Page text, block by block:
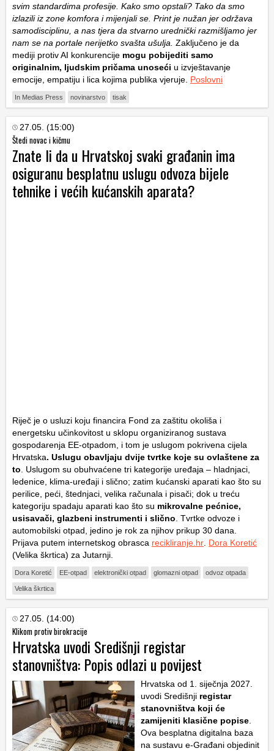
svim standardima profesije. Kako smo opstali? Tako da smo
izlazili iz zone komfora i mijenjali se. Print je nužan jer održava
samodisciplinu, a nas tjera da stvarno urednički razmišljamo jer
nam se na portale nerijetko svašta ušulja. Zaključeno je da
mediji protiv AI konkurencije mogu pobijediti samo
originalnim, ljudskim pričama unoseći u izvještavanje
emocije, empatiju i lica kojima publika vjeruje. Poslovni
In Medias Press novinarstvo tisak
27.05. (15:00)
Štedi novac i kičmu
Znate li da u Hrvatskoj svaki građanin ima
osiguranu besplatnu uslugu odvoza bijele
tehnike i većih kućanskih aparata?
Riječ je o usluzi koju financira Fond za zaštitu okoliša i
energetsku učinkovitost u sklopu organiziranog sustava
gospodarenja EE-otpadom, i tom je uslugom pokrivena cijela
Hrvatska. Uslugu obavljaju dvije tvrtke koje su ovlaštene za
to . Uslugom su obuhvaćene tri kategorije uređaja – hladnjaci,
ledenice, klima-uređaji i slično; zatim kućanski aparati kao što su
perilice, peći, štednjaci, velika računala i pisači; dok u treću
kategoriju spadaju aparati kao što su mikrovalne pećnice,
usisavači, glazbeni instrumenti i slično . Tvrtke odvoze i
automobilski otpad, jedino je rok za njihov prikup 30 dana.
Prijava putem internetskog obrasca recikliranje.hr Dora Koretić
(Velika škrtica) za Jutarnji.
Dora Koretić EE-otpad elektronički otpad glomazni otpad odvoz otpada
Velika škrtica
27.05. (14:00)
Klikom protiv birokracije
Hrvatska uvodi Središnji registar
stanovništva: Popis odlazi u povijest
Hrvatska od 1. siječnja 2027.
uvodi Središnji registar
stanovništva koji će
zamijeniti klasične popise
Ova besplatna digitalna baza
na sustavu e-Građani objedinit